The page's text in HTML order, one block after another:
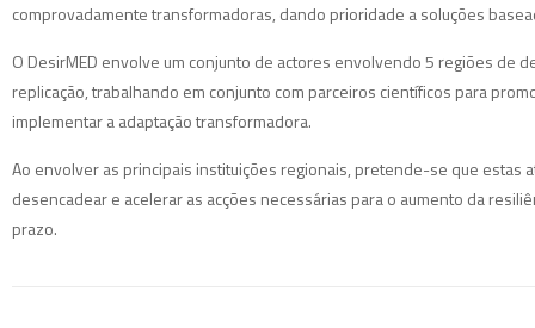
comprovadamente transformadoras, dando prioridade a soluções
O DesirMED envolve um conjunto de actores envolvendo 5 regiões de
replicação, trabalhando em conjunto com parceiros científicos para
implementar a adaptação transformadora.
Ao envolver as principais instituições regionais, pretende-se que estas
desencadear e acelerar as acções necessárias para o aumento da
prazo.